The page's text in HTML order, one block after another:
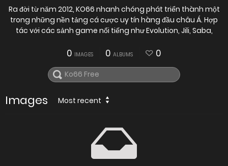
Ra đời từ năm 2012, KO66 nhanh chóng phát triển thành một
trong những nền tảng cá cược uy tín hàng đầu châu Á. Hợp
tác với các sảnh game nổi tiếng như Evolution, Jili, Saba,
0 IMAGES 0 ALBUMS 0
Images Most recent